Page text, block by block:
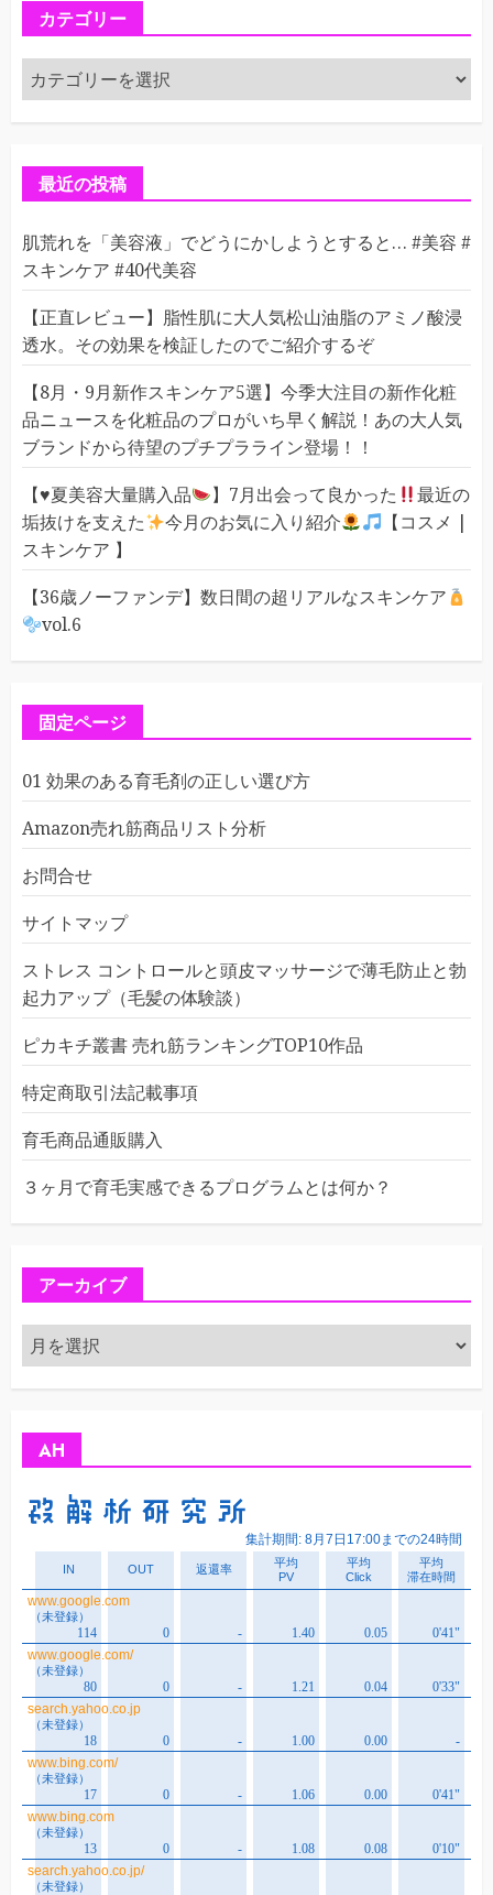
カテゴリー
カ
テ
ゴ
最近の投稿
肌荒れを「美容液」でどうにかしようとすると… #美容 #
スキンケア #40代美容
【正直レビュー】脂性肌に大人気松山油脂のアミノ酸浸
透水。その効果を検証したのでご紹介するぞ
【8月・9月新作スキンケア5選】今季大注目の新作化粧
品ニュースを化粧品のプロがいち早く解説！あの大人気
ブランドから待望のプチプラライン登場！！
【♥️夏美容大量購入品 】7月出会って良かった
最近の
垢抜けを支えた
今月のお気に入り紹介
【コスメ |
スキンケア 】
【36歳ノーファンデ】数日間の超リアルなスキンケア
vol.6
固定ページ
01 効果のある育毛剤の正しい選び方
Amazon売れ筋商品リスト分析
お問合せ
サイトマップ
ストレス コントロールと頭皮マッサージで薄毛防止と勃
起力アップ（毛髪の体験談）
ピカキチ叢書 売れ筋ランキングTOP10作品
特定商取引法記載事項
育毛商品通販購入
３ヶ月で育毛実感できるプログラムとは何か？
アーカイブ
ア
ー
カ
AH